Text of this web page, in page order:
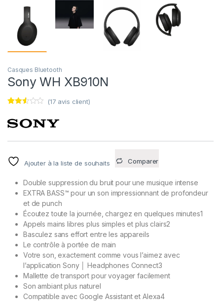
Casques Bluetooth
Sony WH XB910N
2.47
sur
ns
client
(17 avis client)
Ajouter à la liste de souhaits Comparer
Double suppression du bruit pour une musique intense
EXTRA BASS™ pour un son impressionnant de profondeur
et de punch
Écoutez toute la journée, chargez en quelques minutes1
Appels mains libres plus simples et plus clairs2
Basculez sans effort entre les appareils
Le contrôle à portée de main
Votre son, exactement comme vous l’aimez avec
l’application Sony │ Headphones Connect3
Mallette de transport pour voyager facilement
Son ambiant plus naturel
Compatible avec Google Assistant et Alexa4